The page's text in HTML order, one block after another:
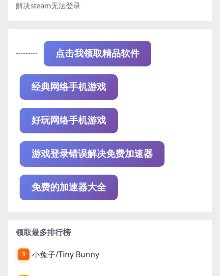
解决steam无法登录
--------- 点击我领取精品软件
经典网络手机游戏
好玩网络手机游戏
游戏登录错误解决免费加速器
免费的加速器大全
领取最多排行榜
1 小兔子/Tiny Bunny